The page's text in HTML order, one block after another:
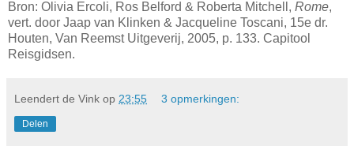
Bron: Olivia Ercoli, Ros Belford & Roberta Mitchell, Rome,
vert. door Jaap van Klinken & Jacqueline Toscani, 15e dr.
Houten, Van Reemst Uitgeverij, 2005, p. 133. Capitool
Reisgidsen.
Leendert de Vink op 23:55 3 opmerkingen:
Delen